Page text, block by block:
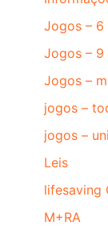
Jogos – 6
Jogos – 9
Jogos –
jogos –
jogos –
Leis
lifesaving
M+RA